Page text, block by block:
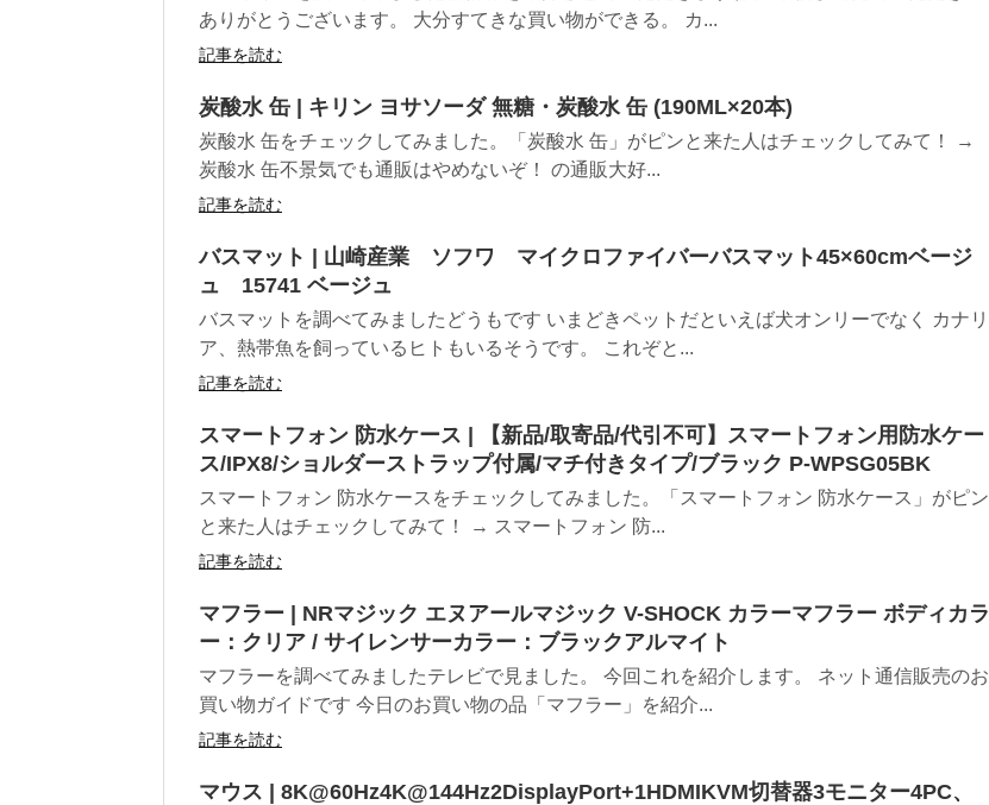
ありがとうございます。 大分すてきな買い物ができる。 カ...
記事を読む
炭酸水 缶 | キリン ヨサソーダ 無糖・炭酸水 缶 (190ML×20本)
炭酸水 缶をチェックしてみました。「炭酸水 缶」がピンと来た人はチェックしてみて！ →
炭酸水 缶不景気でも通販はやめないぞ！ の通販大好...
記事を読む
バスマット | 山崎産業 ソフワ マイクロファイバーバスマット45×60cmベージ
ュ 15741 ベージュ
バスマットを調べてみましたどうもです いまどきペットだといえば犬オンリーでなく カナリ
ア、熱帯魚を飼っているヒトもいるそうです。 これぞと...
記事を読む
スマートフォン 防水ケース | 【新品/取寄品/代引不可】スマートフォン用防水ケー
ス/IPX8/ショルダーストラップ付属/マチ付きタイプ/ブラック P-WPSG05BK
スマートフォン 防水ケースをチェックしてみました。「スマートフォン 防水ケース」がピン
と来た人はチェックしてみて！ → スマートフォン 防...
記事を読む
マフラー | NRマジック エヌアールマジック V-SHOCK カラーマフラー ボディカラ
ー：クリア / サイレンサーカラー：ブラックアルマイト
マフラーを調べてみましたテレビで見ました。 今回これを紹介します。 ネット通信販売のお
買い物ガイドです 今日のお買い物の品「マフラー」を紹介...
記事を読む
マウス | 8K@60Hz4K@144Hz2DisplayPort+1HDMIKVM切替器3モニター4PC、